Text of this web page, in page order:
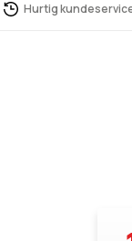
Hurtig